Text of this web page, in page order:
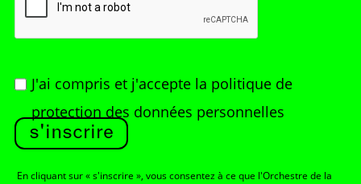
J'ai compris et j'accepte la politique de
protection des données personnelles
s'inscrire
En cliquant sur « s'inscrire », vous consentez à ce que l'Orchestre de la